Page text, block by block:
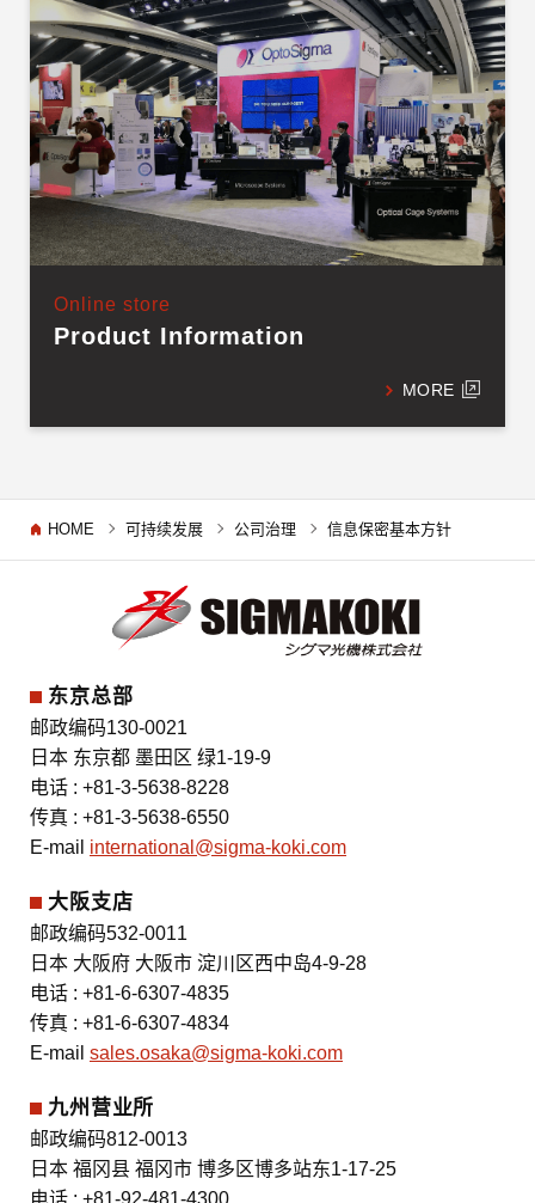
Online store
Product Information
MORE
HOME 可持续发展 公司治理 信息保密基本方针
东京总部
邮政编码130-0021
日本 东京都 墨田区 绿1-19-9
电话 : +81-3-5638-8228
传真 : +81-3-5638-6550
E-mail international@sigma-koki.com
大阪支店
邮政编码532-0011
日本 大阪府 大阪市 淀川区西中岛4-9-28
电话 : +81-6-6307-4835
传真 : +81-6-6307-4834
E-mail sales.osaka@sigma-koki.com
九州营业所
邮政编码812-0013
日本 福冈县 福冈市 博多区博多站东1-17-25